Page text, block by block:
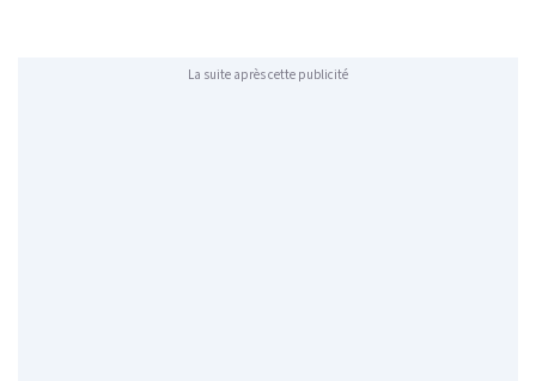
La suite après cette publicité